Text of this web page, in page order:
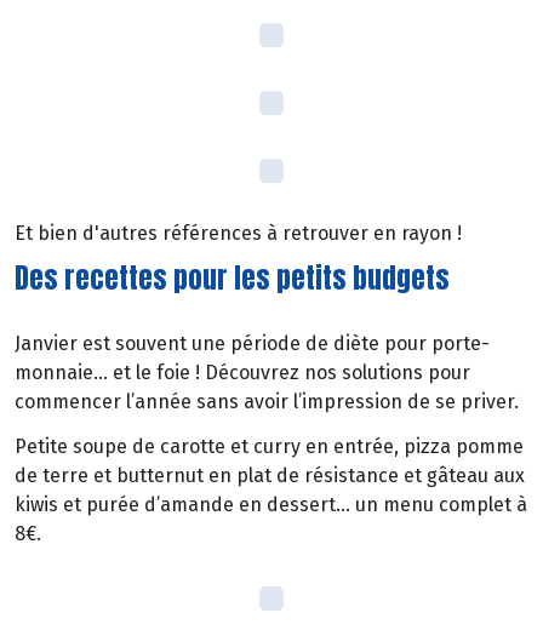
Et bien d'autres références à retrouver en rayon !
Des recettes pour les petits budgets
Janvier est souvent une période de diète pour porte-
monnaie… et le foie ! Découvrez nos solutions pour
commencer l’année sans avoir l’impression de se priver.
Petite soupe de carotte et curry en entrée, pizza pomme
de terre et butternut en plat de résistance et gâteau aux
kiwis et purée d’amande en dessert… un menu complet à
8€.